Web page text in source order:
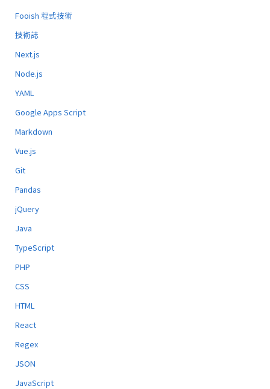
Fooish 程式技術
技術誌
Next.js
Node.js
YAML
Google Apps Script
Markdown
Vue.js
Git
Pandas
jQuery
Java
TypeScript
PHP
CSS
HTML
React
Regex
JSON
JavaScript